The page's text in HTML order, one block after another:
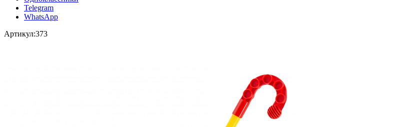
Telegram
WhatsApp
Артикул:373